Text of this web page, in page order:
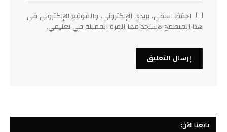
احفظ اسمي، بريدي الإلكتروني، والموقع الإلكتروني في
هذا المتصفح لاستخدامها المرة المقبلة في تعليقي.
تابعنا الآن: